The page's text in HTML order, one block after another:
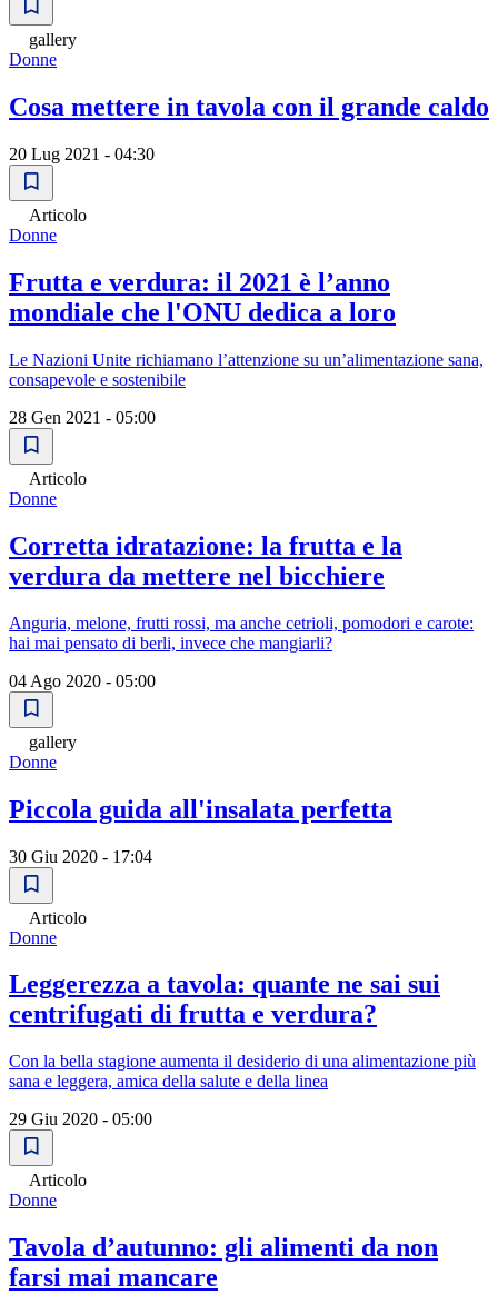
gallery
Donne
Cosa mettere in tavola con il grande caldo
20 Lug 2021 - 04:30
Articolo
Donne
Frutta e verdura: il 2021 è l’anno
mondiale che l'ONU dedica a loro
Le Nazioni Unite richiamano l’attenzione su un’alimentazione sana,
consapevole e sostenibile
28 Gen 2021 - 05:00
Articolo
Donne
Corretta idratazione: la frutta e la
verdura da mettere nel bicchiere
Anguria, melone, frutti rossi, ma anche cetrioli, pomodori e carote:
hai mai pensato di berli, invece che mangiarli?
04 Ago 2020 - 05:00
gallery
Donne
Piccola guida all'insalata perfetta
30 Giu 2020 - 17:04
Articolo
Donne
Leggerezza a tavola: quante ne sai sui
centrifugati di frutta e verdura?
Con la bella stagione aumenta il desiderio di una alimentazione più
sana e leggera, amica della salute e della linea
29 Giu 2020 - 05:00
Articolo
Donne
Tavola d’autunno: gli alimenti da non
farsi mai mancare